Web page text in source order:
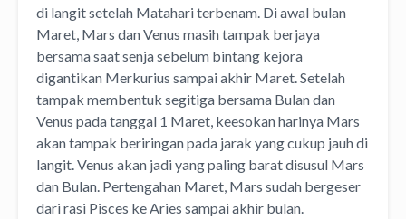
di langit setelah Matahari terbenam. Di awal bulan
Maret, Mars dan Venus masih tampak berjaya
bersama saat senja sebelum bintang kejora
digantikan Merkurius sampai akhir Maret. Setelah
tampak membentuk segitiga bersama Bulan dan
Venus pada tanggal 1 Maret, keesokan harinya Mars
akan tampak beriringan pada jarak yang cukup jauh di
langit. Venus akan jadi yang paling barat disusul Mars
dan Bulan. Pertengahan Maret, Mars sudah bergeser
dari rasi Pisces ke Aries sampai akhir bulan.